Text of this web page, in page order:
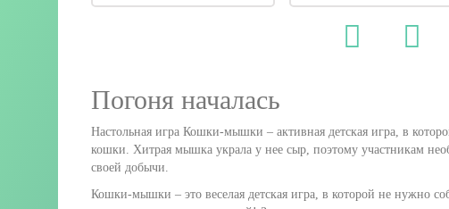
Погоня началась
Настольная игра Кошки-мышки – активная детская игра, в
кошки. Хитрая мышка украла у нее сыр, поэтому участникам
своей добычи.
Кошки-мышки – это веселая детская игра, в которой не нужно